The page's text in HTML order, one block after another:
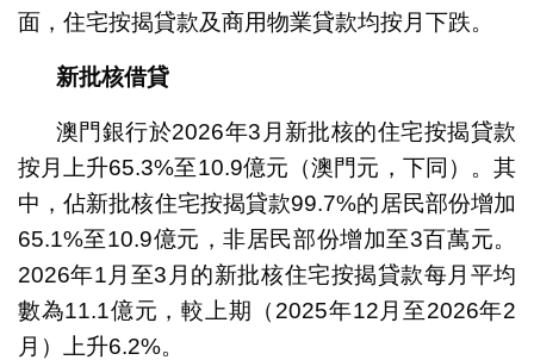
面，住宅按揭貸款及商用物業貸款均按月下跌。
新批核借貸
澳門銀行於2026年3月新批核的住宅按揭貸款
按月上升65.3%至10.9億元（澳門元，下同）。其
中，佔新批核住宅按揭貸款99.7%的居民部份增加
65.1%至10.9億元，非居民部份增加至3百萬元。
2026年1月至3月的新批核住宅按揭貸款每月平均
數為11.1億元，較上期（2025年12月至2026年2
月）上升6.2%。